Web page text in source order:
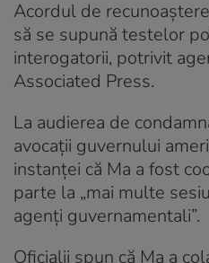
Acordul de
să se supună testelor
interogatorii, potrivit
Associated Press.
La audierea de
avocații guvernului
instanței că Ma a fost
parte la „mai multe
agenți guvernamentali”.
Oficialii spun că Ma a